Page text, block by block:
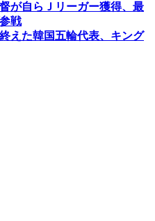
が自らＪリーガー獲得、最
戦
えた韓国五輪代表、キング